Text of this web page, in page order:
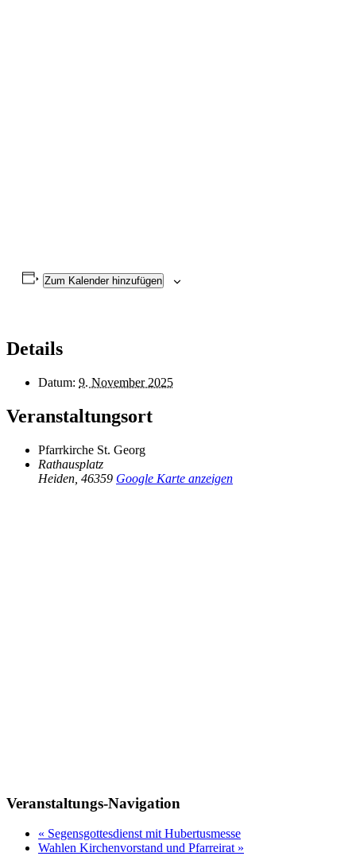
Zum Kalender hinzufügen
Details
Datum: 9. November 2025
Veranstaltungsort
Pfarrkirche St. Georg
Rathausplatz
Heiden 46359 Google Karte anzeigen
Veranstaltungs-Navigation
« Segensgottesdienst mit Hubertusmesse
Wahlen Kirchenvorstand und Pfarreirat »